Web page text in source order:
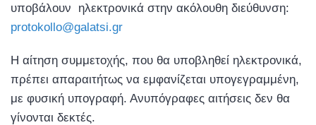
υποβάλουν ηλεκτρονικά στην ακόλουθη διεύθυνση:
protokollo@galatsi.gr
Η αίτηση συμμετοχής, που θα υποβληθεί ηλεκτρονικά,
πρέπει απαραιτήτως να εμφανίζεται υπογεγραμμένη,
με φυσική υπογραφή. Ανυπόγραφες αιτήσεις δεν θα
γίνονται δεκτές.